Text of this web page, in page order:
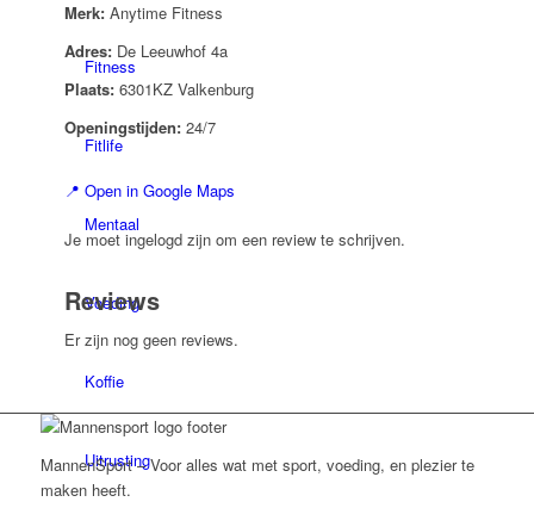
Fitness
Fitlife
Mentaal
Voeding
Koffie
Uitrusting
Merk:Anytime Fitness
Adres:De Leeuwhof 4a
Plaats:6301KZ Valkenburg
Openingstijden:24/7
📍 Open in Google Maps
Je moet ingelogd zijn om een review te schrijven.
Reviews
Er zijn nog geen reviews.
MannenSport – Voor alles wat met sport, voeding, en plezier te
maken heeft.